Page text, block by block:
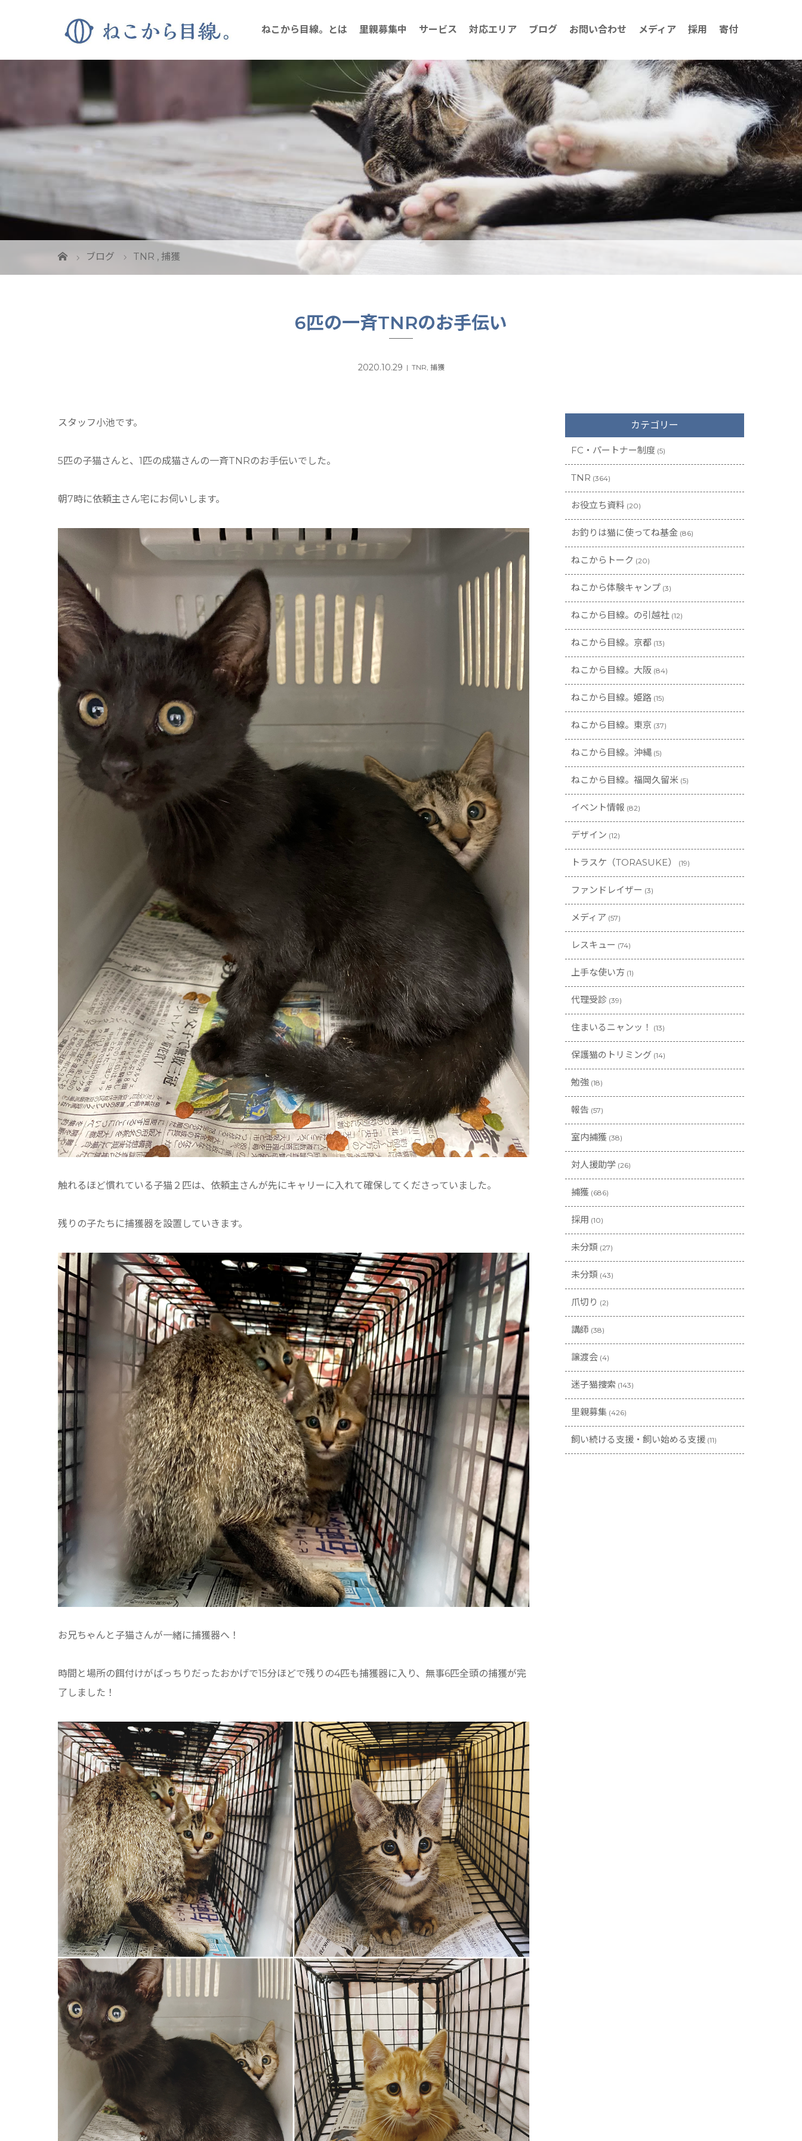
ねこから目線。とは 里親募集中 サービス 対応エリア ブログ お問い合わせ メディア 採用 寄付
ブログ TNR , 捕獲
6匹の一斉TNRのお手伝い
2020.10.29 TNR, 捕獲
スタッフ小池です。
5匹の子猫さんと、1匹の成猫さんの一斉TNRのお手伝いでした。
朝7時に依頼主さん宅にお伺いします。
触れるほど慣れている子猫２匹は、依頼主さんが先にキャリーに入れて確保してくださっていました。
残りの子たちに捕獲器を設置していきます。
お兄ちゃんと子猫さんが一緒に捕獲器へ！
時間と場所の餌付けがばっちりだったおかげで15分ほどで残りの4匹も捕獲器に入り、無事6匹全頭の捕獲が完
了しました！
カテゴリー
FC・パートナー制度 (5)
TNR (364)
お役立ち資料 (20)
お釣りは猫に使ってね基金 (86)
ねこからトーク (20)
ねこから体験キャンプ (3)
ねこから目線。の引越社 (12)
ねこから目線。京都 (13)
ねこから目線。大阪 (84)
ねこから目線。姫路 (15)
ねこから目線。東京 (37)
ねこから目線。沖縄 (5)
ねこから目線。福岡久留米 (5)
イベント情報 (82)
デザイン (12)
トラスケ（TORASUKE） (19)
ファンドレイザー (3)
メディア (57)
レスキュー (74)
上手な使い方 (1)
代理受診 (39)
住まいるニャンッ！ (13)
保護猫のトリミング (14)
勉強 (18)
報告 (57)
室内捕獲 (38)
対人援助学 (26)
捕獲 (686)
採用 (10)
未分類 (27)
未分類 (43)
爪切り (2)
講師 (38)
譲渡会 (4)
迷子猫捜索 (143)
里親募集 (426)
飼い続ける支援・飼い始める支援 (11)